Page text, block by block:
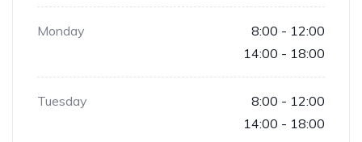
Monday
8:00 - 12:00
14:00 - 18:00
Tuesday
8:00 - 12:00
14:00 - 18:00